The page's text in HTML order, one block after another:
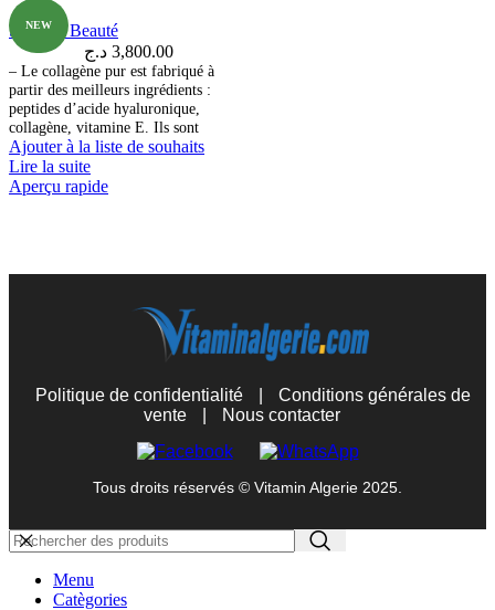
NEW
Santé & Beauté
3,800.00 د.ج
– Le collagène pur est fabriqué à
partir des meilleurs ingrédients :
peptides d’acide hyaluronique,
collagène, vitamine E. Ils sont
Ajouter à la liste de souhaits
Lire la suite
Aperçu rapide
Politique de confidentialité
Conditions générales de
vente
Nous contacter
Tous droits réservés © Vitamin Algerie 2025.
Menu
Catègories